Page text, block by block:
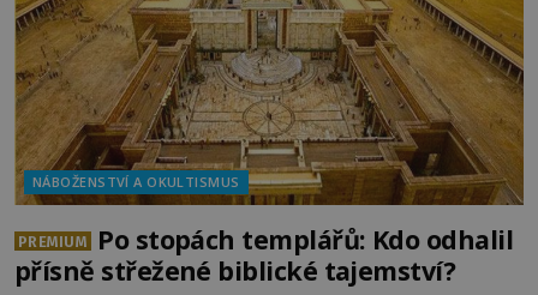
NÁBOŽENSTVÍ A OKULTISMUS
PREMIUM
Po stopách templářů: Kdo odhalil
přísně střežené biblické tajemství?